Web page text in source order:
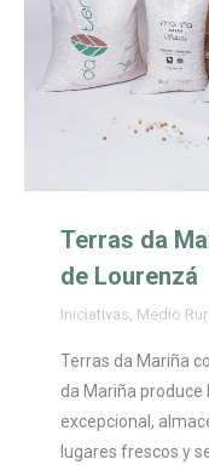
Terras da
de Lourenzá
Iniciativas Medio
Terras da Mariña
da Mariña produce
excepcional,
lugares frescos y